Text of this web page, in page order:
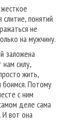
понятий
не
на мужчину.
заложена
силу,
жить,
боимся. Потому
с ним
деле сама
И вот она